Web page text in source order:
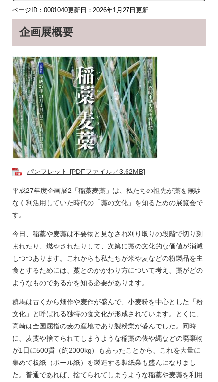
ページID：0001040更新日：2026年1月27日更新
企画展概要
パンフレット [PDFファイル／3.62MB]
平成27年度企画展2「稲藁麦藁」は、私たちの祖先が藁を無駄
なく利活用していた時代の「藁の文化」を知るための展覧会で
す。
今日、稲藁や麦藁は不要物と見なされ刈り取りの段階で切り刻
まれたり、燃やされたりして、次第に藁の文化的な価値が消滅
しつつあります。これからも私たちが米や麦などの粉製品を主
食とするためには、藁とのかかわり方について考え、藁がどの
ようなものであるかを知る必要があります。
群馬は古くから畑作や麦作が盛んで、小麦粉を中心とした「粉
文化」と呼ばれる独特の食文化が形成されています。とくに、
高崎は全国屈指の麦の産地であり製粉業が盛んでした。同時
に、麦藁や捨てられてしまうような稲藁の俵や縄などの廃棄物
が1日に500貫（約2000kg）もあったことから、これを大量に
集めて板紙（ボール紙）を製造する製紙業も盛んになりまし
た。普通であれば、捨てられてしまうような稲藁や麦藁を利用